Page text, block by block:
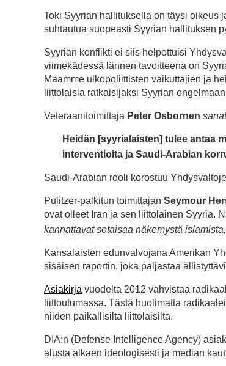
Toki Syyrian hallituksella on täysi oikeus
suhtautua suopeasti Syyrian hallituksen
Syyrian konflikti ei siis helpottuisi
viimekädessä lännen tavoitteena on
Maamme ulkopoliittisten vaikuttajien ja
liittolaisia ratkaisijaksi Syyrian
Veteraanitoimittaja Peter Osbornen
Heidän [syyrialaisten] tulee antaa
interventioita ja Saudi-Arabian
Saudi-Arabian rooli korostuu
Pulitzer-palkitun toimittajan Seymour
ovat olleet Iran ja sen liittolainen Syyria.
kannattavat sotaisaa näkemystä
Kansalaisten edunvalvojana Amerikan
sisäisen raportin, joka paljastaa
Asiakirja vuodelta 2012 vahvistaa
liittoutumassa. Tästä huolimatta
niiden paikallisilta liittolaisilta.
DIA:n (Defense Intelligence Agency)
alusta alkaen ideologisesti ja median